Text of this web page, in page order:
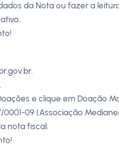
da Nota ou fazer a
e clique em Doação
0001-09 (Associação
nota fiscal.